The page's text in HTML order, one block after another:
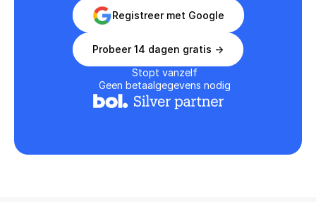
Registreer met Google
Probeer 14 dagen gratis ->
Stopt vanzelf
Geen betaalgegevens nodig